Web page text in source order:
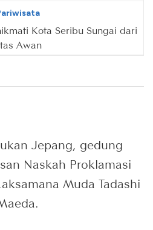
Kota Seribu Sungai dari
Awan
Jepang, gedung
Naskah Proklamasi
Muda Tadashi